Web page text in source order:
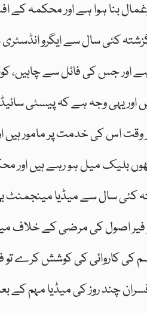
بنا ہوا ہے اور محکمہ
کئی سال سے ایگرو
جس کی فائل سے چاہیں،
اور یہی وجہ ہے کہ پیسٹی
اس کی خدمت پر مامور ہیں
بلیک میل ہو رہے ہیں اور
کئی سال سے میڈیا
فیر اصول کی مرضی کے خلاف
کی کاروائی کی کوشش کرے
چند روز کی میڈیا مہم